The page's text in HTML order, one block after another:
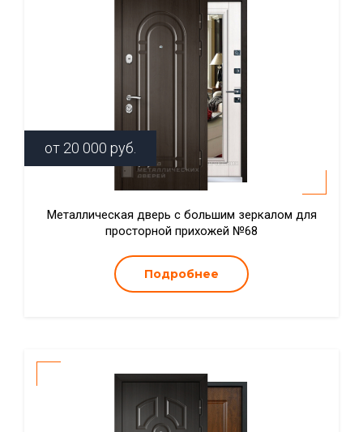
от 20 000 руб.
Металлическая дверь с большим зеркалом для
просторной прихожей №68
Подробнее